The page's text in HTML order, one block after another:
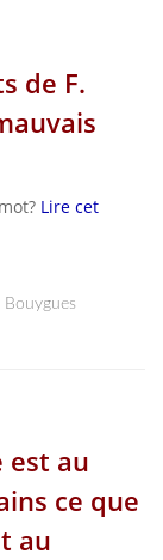
de F.
Lire cet
Bouygues
est au
ce que
au